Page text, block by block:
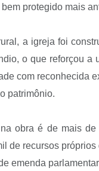
protegido mais
a igreja foi
o que reforçou a
com reconhecida
patrimônio.
obra é de mais
de recursos
emenda